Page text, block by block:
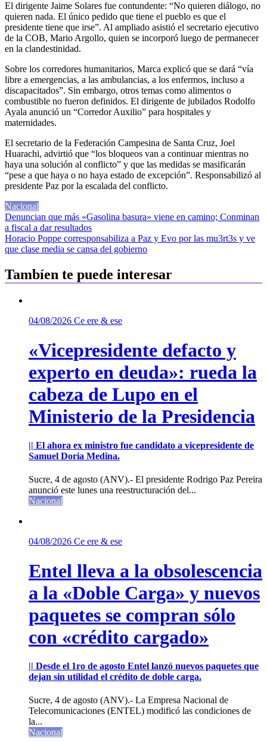
El dirigente Jaime Solares fue contundente: “No quieren diálogo, no
quieren nada. El único pedido que tiene el pueblo es que el
presidente tiene que irse”. Al ampliado asistió el secretario ejecutivo
de la COB, Mario Argollo, quien se incorporó luego de permanecer
en la clandestinidad.
Sobre los corredores humanitarios, Marca explicó que se dará “vía
libre a emergencias, a las ambulancias, a los enfermos, incluso a
discapacitados”. Sin embargo, otros temas como alimentos o
combustible no fueron definidos. El dirigente de jubilados Rodolfo
Ayala anunció un “Corredor Auxilio” para hospitales y
maternidades.
El secretario de la Federación Campesina de Santa Cruz, Joel
Huarachi, advirtió que “los bloqueos van a continuar mientras no
haya una solución al conflicto” y que las medidas se masificarán
“pese a que haya o no haya estado de excepción”. Responsabilizó al
presidente Paz por la escalada del conflicto.
Nacional
Navegación
de
entradas
Denuncian que más «Gasolina basura» viene en camino; Conminan
a fiscal a dar resultados
Horacio Poppe corresponsabiliza a Paz y Evo por las mu3rt3s y ve
que clase media se cansa del gobierno
Tambíen te puede interesar
04/08/2026 Ce ere & ese
«Vicepresidente defacto y
experto en deuda»: rueda la
cabeza de Lupo en el
Ministerio de la Presidencia
|| El ahora ex ministro fue candidato a vicepresidente de
Samuel Doria Medina.
Sucre, 4 de agosto (ANV).- El presidente Rodrigo Paz Pereira
anunció este lunes una reestructuración del...
Nacional
04/08/2026 Ce ere & ese
Entel lleva a la obsolescencia
a la «Doble Carga» y nuevos
paquetes se compran sólo
con «crédito cargado»
|| Desde el 1ro de agosto Entel lanzó nuevos paquetes que
dejan sin utilidad el crédito de doble carga.
Sucre, 4 de agosto (ANV).- La Empresa Nacional de
Telecomunicaciones (ENTEL) modificó las condiciones de
la...
Nacional